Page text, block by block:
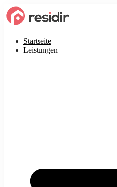
Startseite
Leistungen